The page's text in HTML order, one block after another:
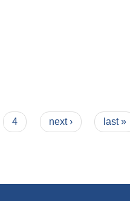
4 next › last »